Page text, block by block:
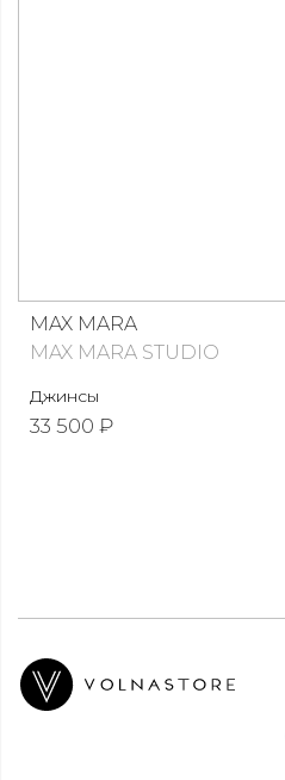
MAX MARA
MAX MARA STUDIO
Джинсы
33 500 ₽